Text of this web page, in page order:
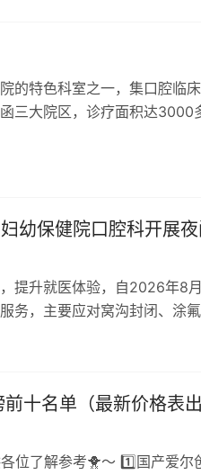
的特色科室之一，集口腔临
三大院区，诊疗面积达3000
幼保健院口腔科开展夜
提升就医体验，自2026年8
务，主要应对窝沟封闭、涂氟
十名单（最新价格表出
位了解参考🐥～ 1️⃣国产爱尔